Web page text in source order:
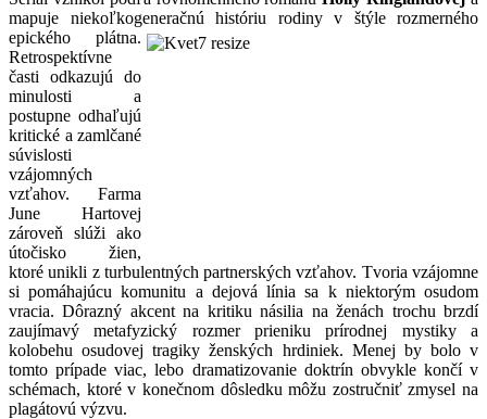
mapuje niekoľkogeneračnú históriu rodiny v štýle rozmerného
epického plátna.
Retrospektívne
časti odkazujú do
minulosti a
postupne odhaľujú
kritické a zamlčané
súvislosti
vzájomných
vzťahov. Farma
June Hartovej
zároveň slúži ako
útočisko žien,
ktoré unikli z turbulentných partnerských vzťahov. Tvoria vzájomne
si pomáhajúcu komunitu a dejová línia sa k niektorým osudom
vracia. Dôrazný akcent na kritiku násilia na ženách trochu brzdí
zaujímavý metafyzický rozmer prieniku prírodnej mystiky a
kolobehu osudovej tragiky ženských hrdiniek. Menej by bolo v
tomto prípade viac, lebo dramatizovanie doktrín obvykle končí v
schémach, ktoré v konečnom dôsledku môžu zostručniť zmysel na
plagátovú výzvu.